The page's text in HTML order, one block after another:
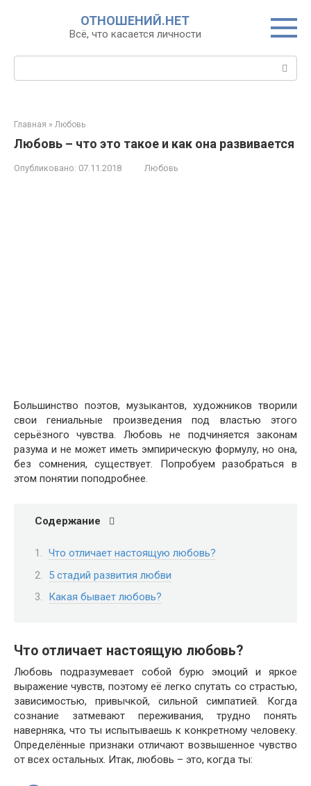
ОТНОШЕНИЙ.НЕТ
Всё, что касается личности
Поиск:
Главная » Любовь
Любовь – что это такое и как она развивается
Опубликовано: 07.11.2018 Любовь
Большинство поэтов, музыкантов, художников творили
свои гениальные произведения под властью этого
серьёзного чувства. Любовь не подчиняется законам
разума и не может иметь эмпирическую формулу, но она,
без сомнения, существует. Попробуем разобраться в
этом понятии поподробнее.
Содержание
Что отличает настоящую любовь?
5 стадий развития любви
Какая бывает любовь?
Что отличает настоящую любовь?
Любовь подразумевает собой бурю эмоций и яркое
выражение чувств, поэтому её легко спутать со страстью,
зависимостью, привычкой, сильной симпатией. Когда
сознание затмевают переживания, трудно понять
наверняка, что ты испытываешь к конкретному человеку.
Определённые признаки отличают возвышенное чувство
от всех остальных. Итак, любовь – это, когда ты: